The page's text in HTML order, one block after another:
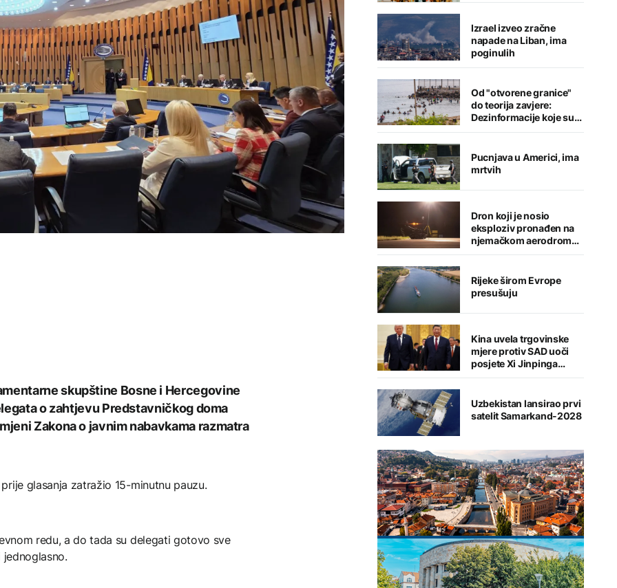
skupštine Bosne i Hercegovine
o zahtjevu Predstavničkog doma
Zakona o javnim nabavkama razmatra
glasanja zatražio 15-minutnu pauzu.
redu, a do tada su delegati gotovo sve
Izrael izveo zračne
napade na Liban, ima
poginulih
Od "otvorene granice"
do teorija zavjere:
Dezinformacije koje su
pratile krizu u Seuti
Pucnjava u Americi, ima
mrtvih
Dron koji je nosio
eksploziv pronađen na
njemačkom aerodromu,
sumnja se na Rusiju
Rijeke širom Evrope
presušuju
Kina uvela trgovinske
mjere protiv SAD uoči
posjete Xi Jinpinga
Washingtonu
Uzbekistan lansirao prvi
satelit Samarkand-2028